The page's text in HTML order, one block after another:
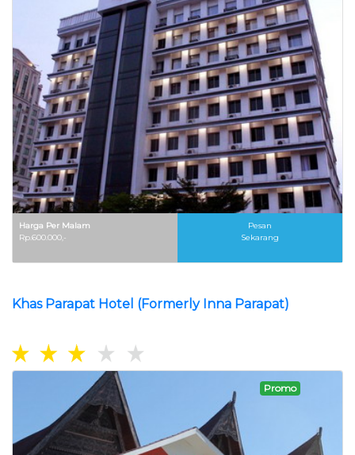
Harga Per Malam
Rp.600.000,-
Pesan
Sekarang
Khas Parapat Hotel (Formerly Inna Parapat)
Promo